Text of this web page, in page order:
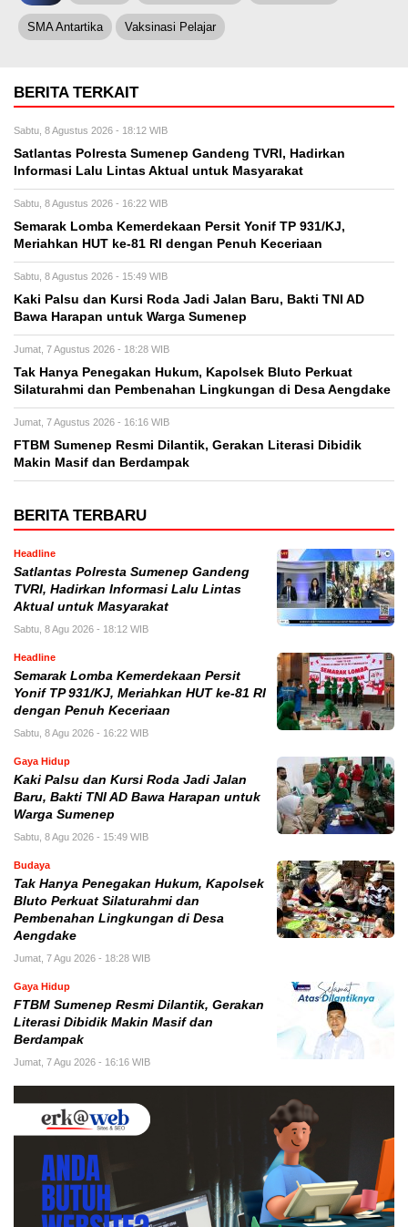
SMA Antartika Vaksinasi Pelajar
BERITA TERKAIT
Sabtu, 8 Agustus 2026 - 18:12 WIB
Satlantas Polresta Sumenep Gandeng TVRI, Hadirkan
Informasi Lalu Lintas Aktual untuk Masyarakat
Sabtu, 8 Agustus 2026 - 16:22 WIB
Semarak Lomba Kemerdekaan Persit Yonif TP 931/KJ,
Meriahkan HUT ke-81 RI dengan Penuh Keceriaan
Sabtu, 8 Agustus 2026 - 15:49 WIB
Kaki Palsu dan Kursi Roda Jadi Jalan Baru, Bakti TNI AD
Bawa Harapan untuk Warga Sumenep
Jumat, 7 Agustus 2026 - 18:28 WIB
Tak Hanya Penegakan Hukum, Kapolsek Bluto Perkuat
Silaturahmi dan Pembenahan Lingkungan di Desa Aengdake
Jumat, 7 Agustus 2026 - 16:16 WIB
FTBM Sumenep Resmi Dilantik, Gerakan Literasi Dibidik
Makin Masif dan Berdampak
BERITA TERBARU
Headline
Satlantas Polresta Sumenep Gandeng
TVRI, Hadirkan Informasi Lalu Lintas
Aktual untuk Masyarakat
Sabtu, 8 Agu 2026 - 18:12 WIB
Headline
Semarak Lomba Kemerdekaan Persit
Yonif TP 931/KJ, Meriahkan HUT ke-81 RI
dengan Penuh Keceriaan
Sabtu, 8 Agu 2026 - 16:22 WIB
Gaya Hidup
Kaki Palsu dan Kursi Roda Jadi Jalan
Baru, Bakti TNI AD Bawa Harapan untuk
Warga Sumenep
Sabtu, 8 Agu 2026 - 15:49 WIB
Budaya
Tak Hanya Penegakan Hukum, Kapolsek
Bluto Perkuat Silaturahmi dan
Pembenahan Lingkungan di Desa
Aengdake
Jumat, 7 Agu 2026 - 18:28 WIB
Gaya Hidup
FTBM Sumenep Resmi Dilantik, Gerakan
Literasi Dibidik Makin Masif dan
Berdampak
Jumat, 7 Agu 2026 - 16:16 WIB